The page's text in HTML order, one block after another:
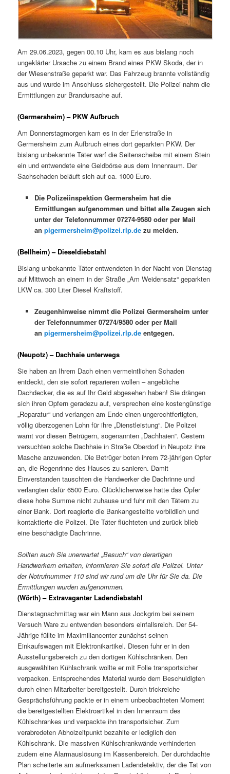
Am 29.06.2023, gegen 00.10 Uhr, kam es aus bislang noch
ungeklärter Ursache zu einem Brand eines PKW Skoda, der in
der Wiesenstraße geparkt war. Das Fahrzeug brannte vollständig
aus und wurde im Anschluss sichergestellt. Die Polizei nahm die
Ermittlungen zur Brandursache auf.
(Germersheim) – PKW Aufbruch
Am Donnerstagmorgen kam es in der Erlenstraße in
Germersheim zum Aufbruch eines dort geparkten PKW. Der
bislang unbekannte Täter warf die Seitenscheibe mit einem Stein
ein und entwendete eine Geldbörse aus dem Innenraum. Der
Sachschaden beläuft sich auf ca. 1000 Euro.
Die Polizeiinspektion Germersheim hat die
Ermittlungen aufgenommen und bittet alle Zeugen sich
unter der Telefonnummer 07274-9580 oder per Mail
an pigermersheim@polizei.rlp.dezu melden.
(Bellheim) – Dieseldiebstahl
Bislang unbekannte Täter entwendeten in der Nacht von Dienstag
auf Mittwoch an einem in der Straße „Am Weidensatz“ geparkten
LKW ca. 300 Liter Diesel Kraftstoff.
Zeugenhinweise nimmt die Polizei Germersheim unter
der Telefonnummer 07274/9580 oder per Mail
an pigermersheim@polizei.rlp.deentgegen.
(Neupotz) – Dachhaie unterwegs
Sie haben an Ihrem Dach einen vermeintlichen Schaden
entdeckt, den sie sofort reparieren wollen – angebliche
Dachdecker, die es auf Ihr Geld abgesehen haben! Sie drängen
sich ihren Opfern geradezu auf, versprechen eine kostengünstige
„Reparatur“ und verlangen am Ende einen ungerechtfertigten,
völlig überzogenen Lohn für ihre „Dienstleistung“. Die Polizei
warnt vor diesen Betrügern, sogenannten „Dachhaien“. Gestern
versuchten solche Dachhaie in Straße Oberdorf in Neupotz ihre
Masche anzuwenden. Die Betrüger boten ihrem 72-jährigen Opfer
an, die Regenrinne des Hauses zu sanieren. Damit
Einverstanden tauschten die Handwerker die Dachrinne und
verlangten dafür 6500 Euro. Glücklicherweise hatte das Opfer
diese hohe Summe nicht zuhause und fuhr mit den Tätern zu
einer Bank. Dort reagierte die Bankangestellte vorbildlich und
kontaktierte die Polizei. Die Täter flüchteten und zurück blieb
eine beschädigte Dachrinne.
Sollten auch Sie unerwartet „Besuch“ von derartigen
Handwerkern erhalten, informieren Sie sofort die Polizei. Unter
der Notrufnummer 110 sind wir rund um die Uhr für Sie da. Die
Ermittlungen wurden aufgenommen.
(Wörth) – Extravaganter Ladendiebstahl
Dienstagnachmittag war ein Mann aus Jockgrim bei seinem
Versuch Ware zu entwenden besonders einfallsreich. Der 54-
Jährige füllte im Maximiliancenter zunächst seinen
Einkaufswagen mit Elektronikartikel. Diesen fuhr er in den
Ausstellungsbereich zu den dortigen Kühlschränken. Den
ausgewählten Kühlschrank wollte er mit Folie transportsicher
verpacken. Entsprechendes Material wurde dem Beschuldigten
durch einen Mitarbeiter bereitgestellt. Durch trickreiche
Gesprächsführung packte er in einem unbeobachteten Moment
die bereitgestellten Elektroartikel in den Innenraum des
Kühlschrankes und verpackte ihn transportsicher. Zum
verabredeten Abholzeitpunkt bezahlte er lediglich den
Kühlschrank. Die massiven Kühlschrankwände verhinderten
zudem eine Alarmauslösung im Kassenbereich. Der durchdachte
Plan scheiterte am aufmerksamen Ladendetektiv, der die Tat von